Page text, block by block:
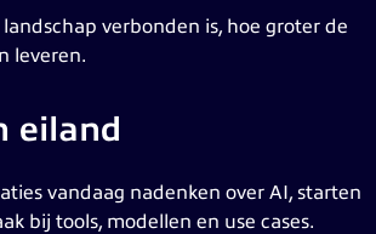
verbonden is, hoe groter de
leveren.
eiland
vandaag nadenken over AI, starten
bij tools, modellen en use cases.